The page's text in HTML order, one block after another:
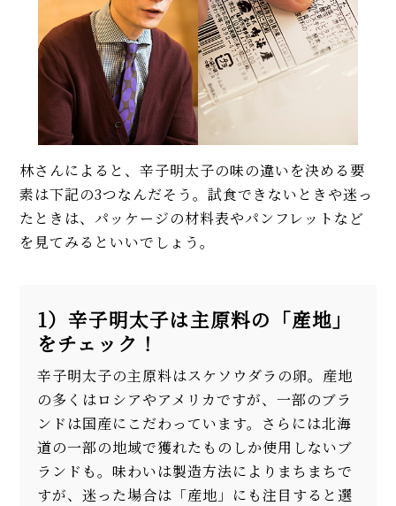
林さんによると、辛子明太子の味の違いを決める要
素は下記の3つなんだそう。試食できないときや迷っ
たときは、パッケージの材料表やパンフレットなど
を見てみるといいでしょう。
1）辛子明太子は主原料の「産地」
をチェック！
辛子明太子の主原料はスケソウダラの卵。産地
の多くはロシアやアメリカですが、一部のブラ
ンドは国産にこだわっています。さらには北海
道の一部の地域で獲れたものしか使用しないブ
ランドも。味わいは製造方法によりまちまちで
すが、迷った場合は「産地」にも注目すると選